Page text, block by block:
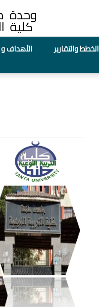
وحدة
كلية
الخطط والتقارير الأهداف